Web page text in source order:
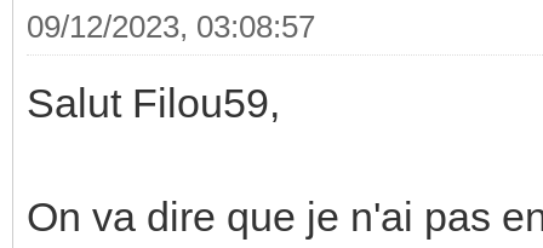
09/12/2023, 03:08:57
Salut Filou59,
On va dire que je n'ai pas